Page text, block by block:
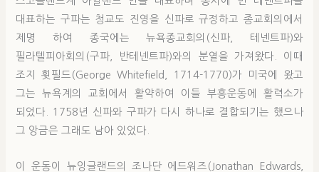
대표하는 구파는 청교도 진영을 신파로 규정하고 종교회의에서
제명 하여 종국에는 뉴욕종교회의(신파, 테넨트파)와
필라텔피아회의(구파, 반테넨트파)와의 분열을 가져왔다. 이때
조지 휫필드(George Whitefield, 1714-1770)가 미국에 왔고
그는 뉴욕계의 교회에서 활약하여 이들 부흥운동에 활력소가
되었다. 1758년 신파와 구파가 다시 하나로 결합되기는 했으나
그 앙금은 그래도 남아 있었다.
이 운동이 뉴잉글랜드의 조나단 에드워즈(Jonathan Edwards,